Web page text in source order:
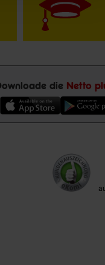
die Netto
Unsere